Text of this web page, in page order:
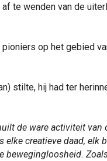
te wenden van de
op het gebied
stilte, hij had ter
de ware activiteit van
creatieve daad, elk